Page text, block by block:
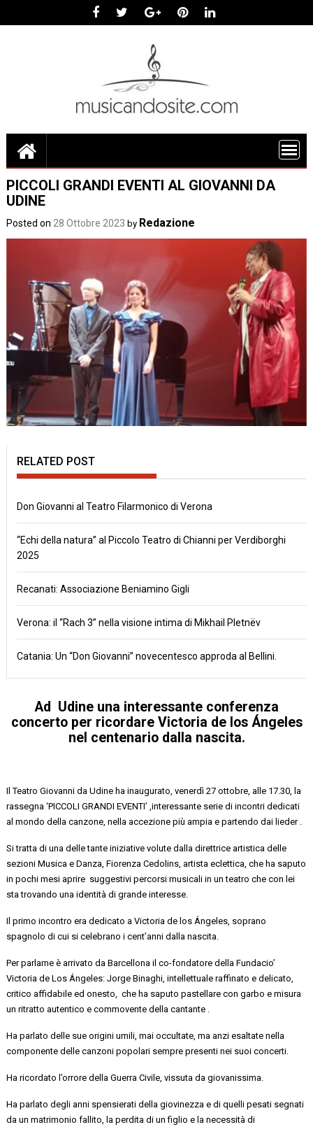
PICCOLI GRANDI EVENTI AL GIOVANNI DA
UDINE
Posted on 28 Ottobre 2023 by Redazione
RELATED POST
Don Giovanni al Teatro Filarmonico di Verona
“Echi della natura” al Piccolo Teatro di Chianni per Verdiborghi
2025
Recanati: Associazione Beniamino Gigli
Verona: il “Rach 3” nella visione intima di Mikhail Pletnëv
Catania: Un “Don Giovanni” novecentesco approda al Bellini.
Ad Udine una interessante conferenza
concerto per ricordare Victoria de losÁngeles
nel centenario dalla nascita.
IlTeatro Giovanni da Udine ha inaugurato, venerdì 27 ottobre, alle 17.30, la
rassegna ‘PICCOLI GRANDI EVENTI’ ,interessante serie di incontridedicati
al mondo della canzone, nella accezione più ampia e partendo dai lieder .
Si tratta di una delle tante iniziative volute dalladirettriceartistica delle
sezioniMusica e Danza,Fiorenza Cedolins artista eclettica, che ha saputo
in pochi mesiaprire suggestivi percorsi musicali in un teatro che con lei
sta trovando una identità di grande interesse.
Il primo incontro era dedicato aVictoria de los Ángeles , soprano
spagnolo di cui si celebrano i cent’anni dalla nascita.
Perparlarne è arrivato da Barcellonailco-fondatore dellaFundacio’
Victoria de Los Ángeles: Jorge Binaghi intellettualeraffinato e delicato
critico affidabile ed onesto,che ha saputo pastellare con garbo e misura
un ritratto autentico e commovente della cantante .
Ha parlato delle sue origini umili, mai occultate, ma anzi esaltate nella
componente delle canzoni popolari sempre presenti nei suoi concerti.
Ha ricordato l’orrore della Guerra Civile , vissuta da giovanissima.
Ha parlato degli anni spensierati della giovinezza e di quellipesati segnati
da un matrimoniofallito, la perdita di un figlio e la necessità di